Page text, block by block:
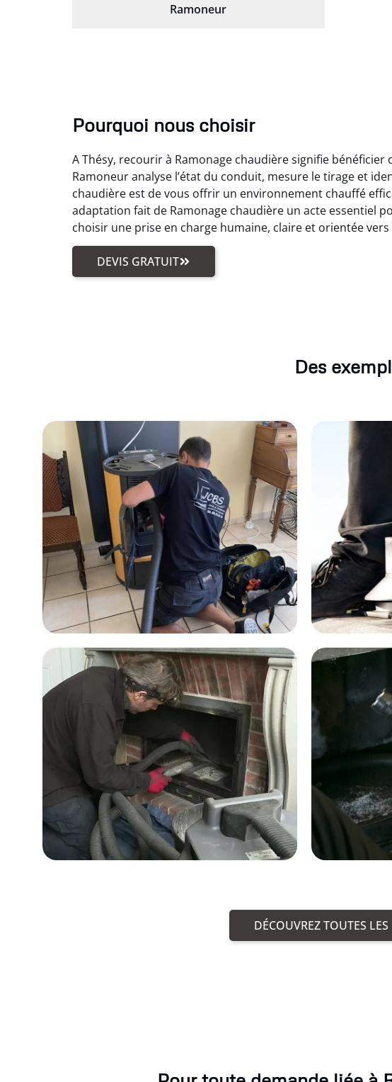
Ramoneur
Pourquoi nous choisir
A Thésy, recourir à Ramonage chaudière signifie
Ramoneur analyse l’état du conduit, mesure le tirage et
chaudière est de vous offrir un environnement chauffé
adaptation fait de Ramonage chaudière un acte essentiel
choisir une prise en charge humaine, claire et orientée
DEVIS GRATUIT
Des
DÉCOUVREZ TOUTES